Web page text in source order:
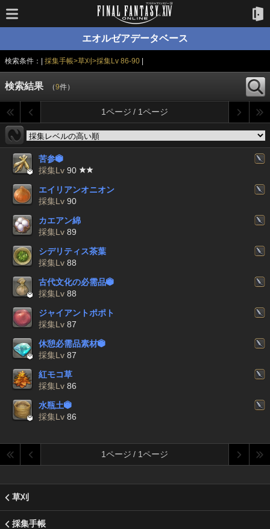
エオルゼアデータベース
検索条件：| 採集手帳>草刈>採集Lv 86-90|
検索結果 （9件）
1ページ / 1ページ

苦参
採集Lv 90
エイリアンオニオン
採集Lv 90
カエアン綿
採集Lv 89
シデリティス茶葉
採集Lv 88

古代文化の必需品
採集Lv 88
ジャイアントポポト
採集Lv 87

休憩必需品素材
採集Lv 87
紅モコ草
採集Lv 86

水瓶土
採集Lv 86
1ページ / 1ページ
草刈
採集手帳